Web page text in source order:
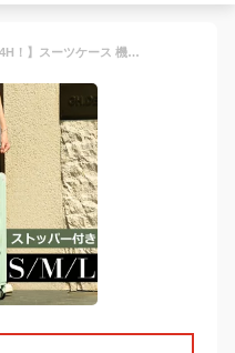
【スーパーセールP5倍★20時〜4H！】スーツケース 機内持ち込み キャリーケース キャリーバッグ Mサイズ ストッパー付き 37日 静音 超軽量 TSAロック 軽い おしゃれ Sサイズ Lサイズ かわいい 女性多機能 旅行 人気 高評価 中型 TANOBI DHY03